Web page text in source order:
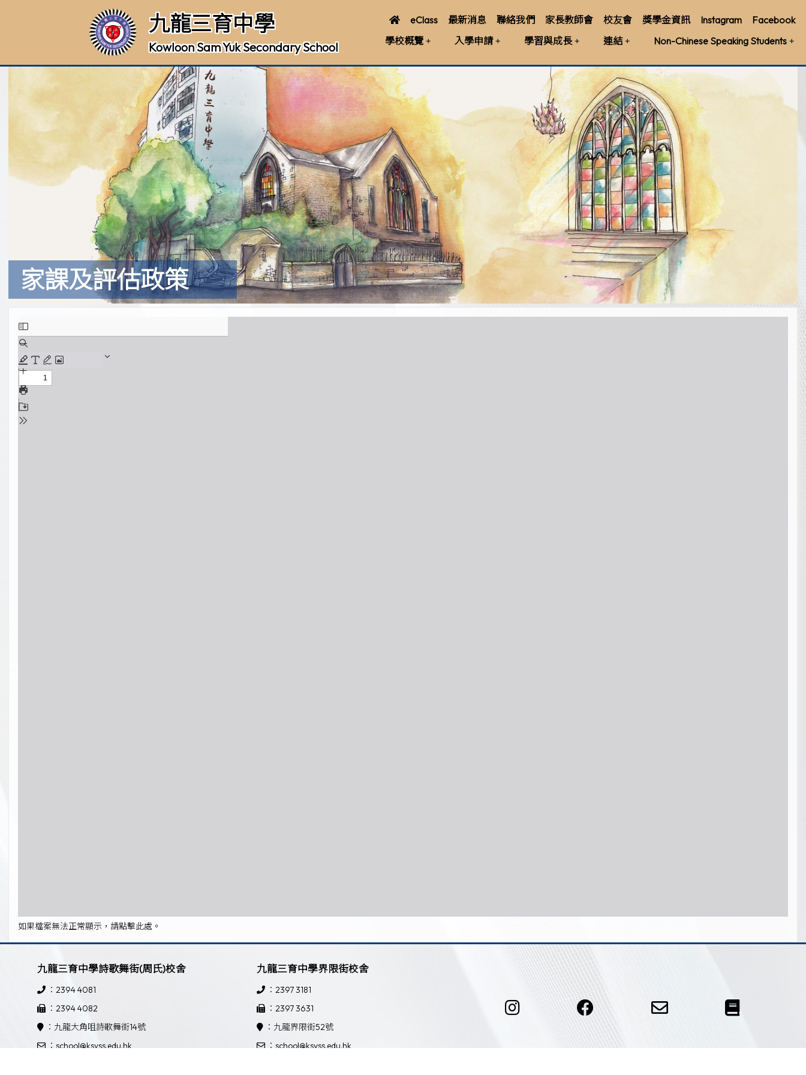
九龍三育中學
Kowloon Sam Yuk Secondary School
eClass 最新消息 聯絡我們 家長教師會 校友會 獎學金資訊 Instagram
Facebook
學校概覽
入學申請 學習與成長 連結 Non-Chinese Speaking Students
家課及評估政策
如果檔案無法正常顯示，請點擊此處。
九龍三育中學詩歌舞街(周氏)校舍
：2394 4081
：2394 4082
：九龍大角咀詩歌舞街14號
：school@ksyss.edu.hk
九龍三育中學界限街校舍
：2397 3181
：2397 3631
：九龍界限街52號
：school@ksyss.edu.hk